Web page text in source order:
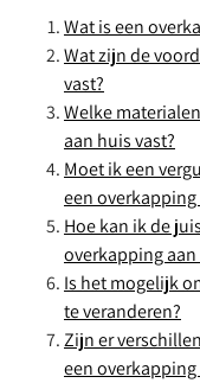
Wat is een
Wat zijn de
vast?
Welke
aan huis vast?
Moet ik een
een
Hoe kan ik de
overkapping aan
Is het mogelijk
te veranderen?
Zijn er
een overkapping